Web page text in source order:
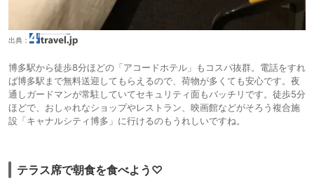
出典：
博多駅から徒歩8分ほどの「アコードホテル」もコスパ抜群。電話をすれ
ば博多駅まで無料送迎してもらえるので、荷物が多くても安心です。夜
通しガードマンが常駐していてセキュリティ面もバッチリです。徒歩5分
ほどで、おしゃれなショップやレストラン、映画館などがそろう複合施
設「キャナルシティ博多」に行けるのもうれしいですね。
テラス席で朝食を食べよう♡